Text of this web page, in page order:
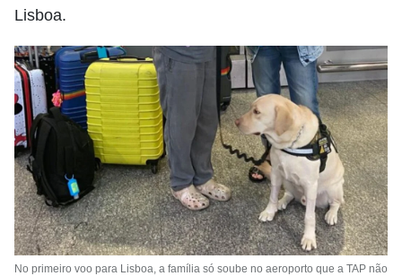
Lisboa.
No primeiro voo para Lisboa, a família só soube no aeroporto que a TAP não